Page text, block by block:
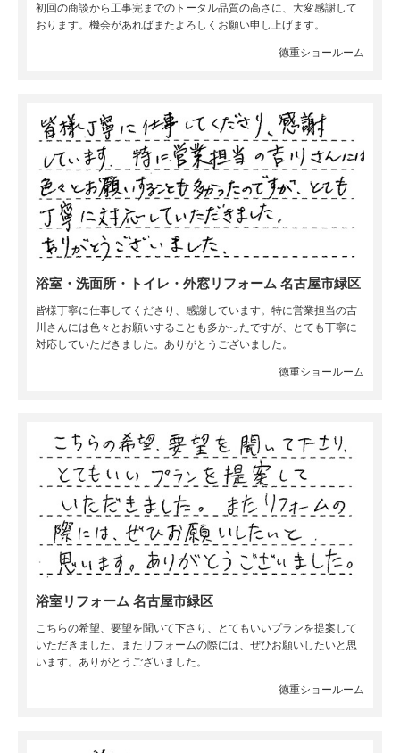
初回の商談から工事完までのトータル品質の高さに、大変感謝して
おります。機会があればまたよろしくお願い申し上げます。
徳重ショールーム
浴室・洗面所・トイレ・外窓リフォーム 名古屋市緑区
皆様丁寧に仕事してくださり、感謝しています。特に営業担当の吉
川さんには色々とお願いすることも多かったですが、とても丁寧に
対応していただきました。ありがとうございました。
徳重ショールーム
浴室リフォーム 名古屋市緑区
こちらの希望、要望を聞いて下さり、とてもいいプランを提案して
いただきました。またリフォームの際には、ぜひお願いしたいと思
います。ありがとうございました。
徳重ショールーム